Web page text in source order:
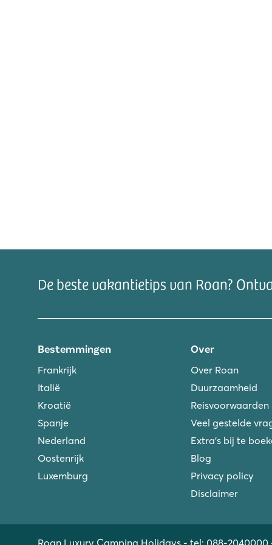
Voor degenen die op zoek zijn naar avontuur is er
De beste vakantietips van Roan?
Bestemmingen
Frankrijk
Italië
Kroatië
Spanje
Nederland
Oostenrijk
Luxemburg
Over
Over Roan
Duurzaamheid
Reisvoorwaarden
Veel gestelde
Extra's bij te
Blog
Privacy policy
Disclaimer
Roan Luxury Camping Holidays - tel: 088-2040000